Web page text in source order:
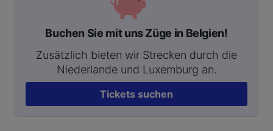
Buchen Sie mit uns Züge in Belgien!
Zusätzlich bieten wir Strecken durch die
Niederlande und Luxemburg an.
Tickets suchen